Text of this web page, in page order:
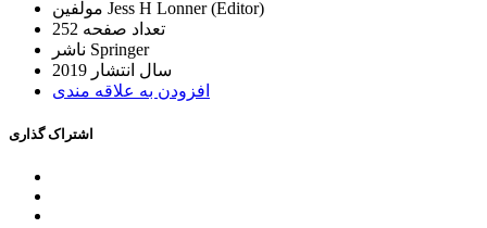
Jess H Lonner (Editor)
ﺗﻌﺪاﺩ ﺻﻔﺤﻪ 252
Springer
ﺳﺎﻝ اﻧﺘﺸﺎﺭ 2019
اﻓﺰﻭﺩﻥ ﺑﻪ ﻋﻼﻗﻪ ﻣﻨﺪﯼ
اﺷﺘﺮاﮎ ﮔﺬاﺭﯼ